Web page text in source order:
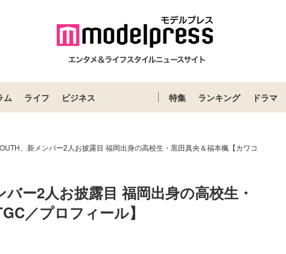
ム ライフ ビジネス 特集 ランキング ドラマ
、新メンバー2人お披露目 福岡出身の高校生・黒田真央＆福本楓【カワコ
ー2人お披露目 福岡出身の高校生・
／プロフィール】